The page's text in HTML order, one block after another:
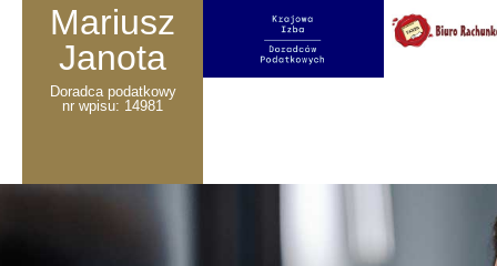
Mariusz
Janota
Doradca podatkowy
nr wpisu: 14981